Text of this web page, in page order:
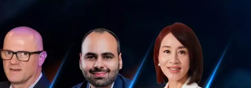
องต่าง ๆ จำนวนมากใน
นที่การตัดสินใจมีผลกระ
กมาสมบูรณ์ที่สุด คน